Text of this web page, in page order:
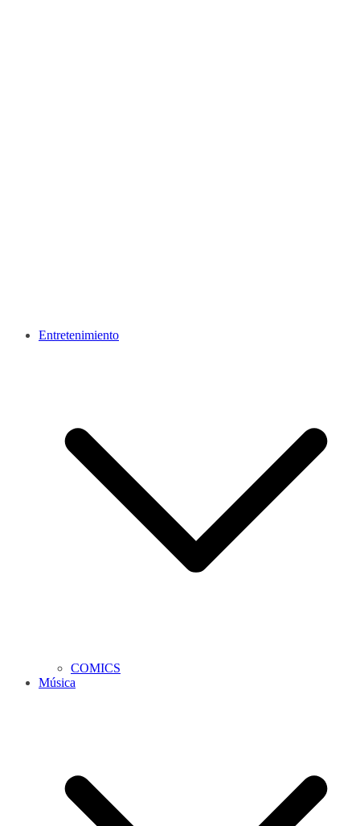
Entretenimiento
COMICS
Música